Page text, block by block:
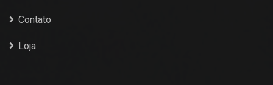
Contato
Loja